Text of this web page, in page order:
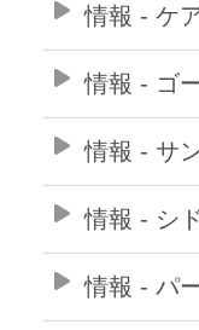
情報 - ケ
情報 - ゴ
情報 - サ
情報 - シ
情報 - パ